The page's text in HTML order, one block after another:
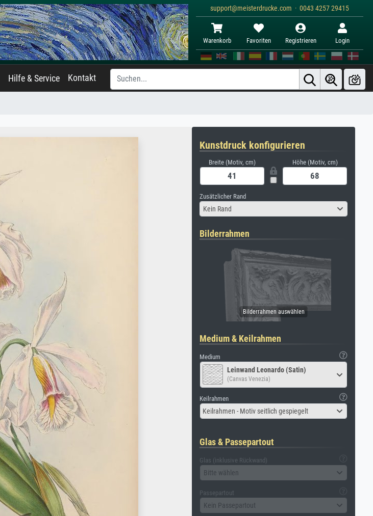
support@meisterdrucke.com · 0043 4257 29415
Warenkorb Favoriten Registrieren Login
Hilfe & Service Kontakt
Kunstdruck konfigurieren
Breite (Motiv, cm) Höhe (Motiv, cm)
Zusätzlicher Rand
Kein Rand
Bilderrahmen
Medium & Keilrahmen
Medium
Leinwand Leonardo (Satin)
(Canvas Venezia)
Keilrahmen
Keilrahmen - Motiv seitlich gespiegelt
Glas & Passepartout
Glas (inklusive Rückwand)
Bitte wählen
Passepartout
Kein Passepartout